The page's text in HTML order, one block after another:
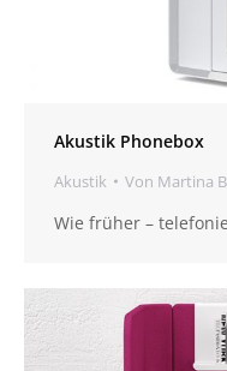
Akustik Phonebox
Akustik Von Martina
Wie früher –